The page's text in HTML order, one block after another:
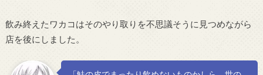
飲み終えたワカコはそのやり取りを不思議そうに見つめながら
店を後にしました。